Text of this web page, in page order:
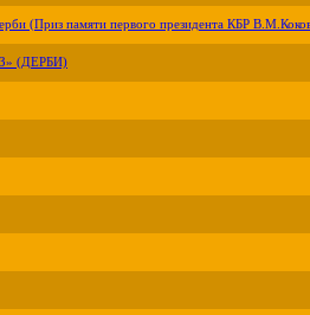
(Приз памяти первого президента КБР
(ДЕРБИ)